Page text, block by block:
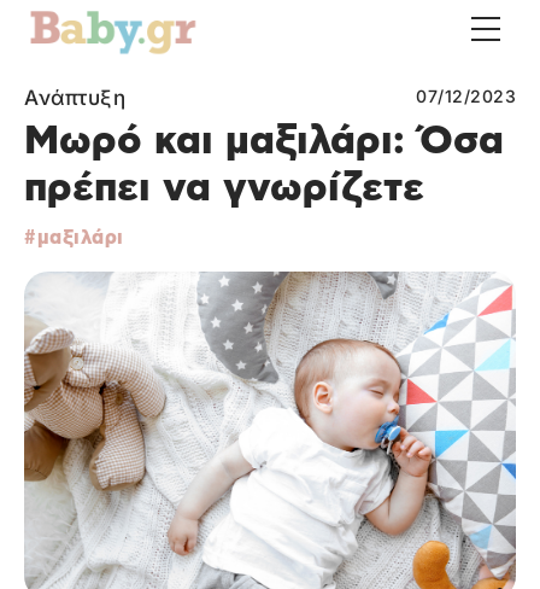
Ανάπτυξη 07/12/2023
Μωρό και μαξιλάρι: Όσα
πρέπει να γνωρίζετε
μαξιλάρι